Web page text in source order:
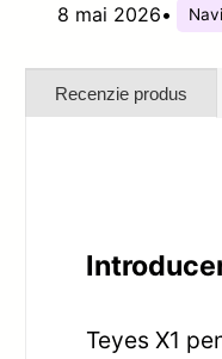
8 mai 2026•
Recenzie produs
Teyes X1